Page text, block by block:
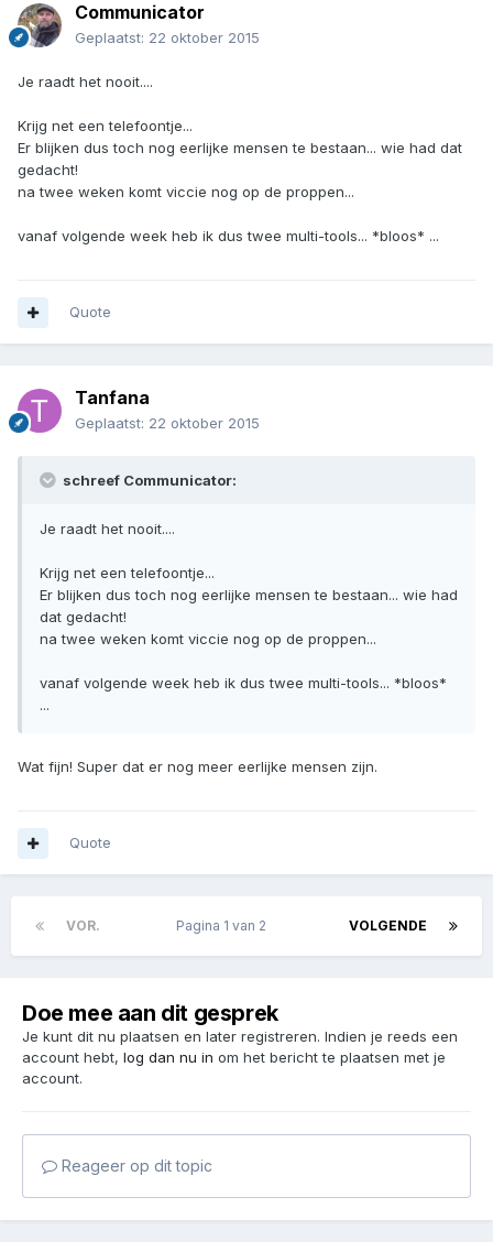
Communicator
Geplaatst: 22 oktober 2015
Je raadt het nooit....
Krijg net een telefoontje...
Er blijken dus toch nog eerlijke mensen te bestaan... wie had dat
gedacht!
na twee weken komt viccie nog op de proppen...
vanaf volgende week heb ik dus twee multi-tools... *bloos* ...
Quote
Tanfana
Geplaatst: 22 oktober 2015
schreef Communicator:
Je raadt het nooit....
Krijg net een telefoontje...
Er blijken dus toch nog eerlijke mensen te bestaan... wie had
dat gedacht!
na twee weken komt viccie nog op de proppen...
vanaf volgende week heb ik dus twee multi-tools... *bloos*
...
Wat fijn! Super dat er nog meer eerlijke mensen zijn.
Quote
VOR. VOLGENDE
Pagina 1 van 2
Doe mee aan dit gesprek
Je kunt dit nu plaatsen en later registreren. Indien je reeds een
account hebt, log dan nu in om het bericht te plaatsen met je
account.
Reageer op dit topic